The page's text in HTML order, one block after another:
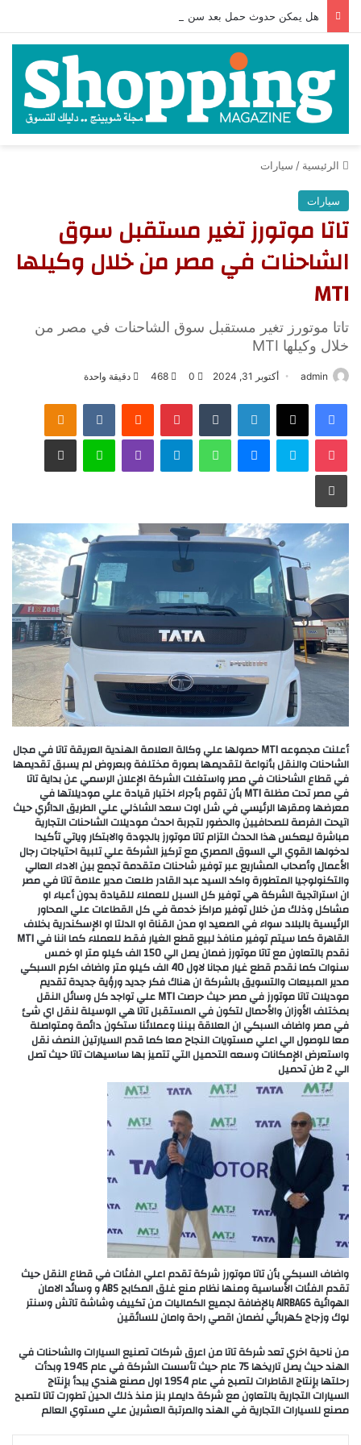
الرئيسية / سيارات
سيارات
تاتا موتورز تغير مستقبل سوق
الشاحنات في مصر من خلال وكيلها
MTI
تاتا موتورز تغير مستقبل سوق الشاحنات في مصر من
خلال وكيلها MTI
admin أكتوبر 31, 2024 0
468 دقيقة واحدة
فيسبوك لينكدإن بينتيريست
سكايب واتساب لاين
أعلنت مجموعه MTI حصولها علي وكالة العلامة الهندية العريقة تاتا في مجال
الشاحنات والنقل بأنواعة لتقديمها بصورة مختلفة وبعروض لم يسبق تقديمها
في قطاع الشاحنات في مصر واستغلت الشركة الإعلان الرسمي عن بداية تاتا
في مصر تحت مظلة MTI بأن تقوم بأجراء اختبار قيادة علي موديلاتها في
معرضها ومقرها الرئيسي في شل اوت سعد الشاذلي علي الطريق الدائري حيث
اتيحت الفرصة للصحافيين والحضور لتجربة احدث موديلات الشاحنات التجارية
مباشرة ليعكس هذا الحدث التزام تاتا موتورز بالجودة والابتكار وياتي تأكيدا
لدخولها القوي الي السوق المصري مع تركيز الشركة علي تلبية احتياجات رجال
الأعمال وأصحاب المشاريع عبر توفير شاحنات متقدمة تجمع بين الاداء العالي
والتكنولوجيا المتطورة واكد السيد عبد القادر طلعت مدير علامة تاتا في مصر
ان استراتجية الشركة هي توفير كل السبل للعملاء للقيادة بدون أعباء او
مشاكل وذلك من خلال توفير مراكز خدمة في كل القطاعات علي المحاور
الرئيسية بالبلاد سواء في الصعيد او مدن القناة او الدلتا او الإسكندرية بخلاف
القاهرة كما سيتم توفير منافذ لبيع قطع الغيار فقط للعملاء كما اننا في MTI
نقدم بالتعاون مع تاتا موتورز ضمان يصل الي 150 الف كيلو متر او خمس
سنوات كما نقدم قطع غيار مجانا لاول 40 الف كيلو متر واضاف اكرم السبكي
مدير المبيعات والتسويق بالشركة ان هناك فكر جديد ورؤية جديدة تقديم
موديلات تاتا موتورز في مصر حيث حرصت MTI علي تواجد كل وسائل النقل
بمختلف الأوزان والأحمال لتكون في المستقبل تاتا هي الوسيلة لنقل اي شئ
في مصر واضاف السبكي ان العلاقة بيننا وعملائنا ستكون دائمة ومتواصلة
معا للوصول الي اعلي مستويات النجاح معا كما قدم السيارتين النصف نقل
واستعرض الإمكانات وسعه التحميل التي تتميز بها ساسيهات تاتا حيث تصل
الي 2 طن تحميل
واضاف السبكي بأن تاتا موتورز شركة تقدم اعلي الفئات في قطاع النقل حيث
تقدم الفئات الأساسية ومنها نظام منع غلق المكابح ABS و وسائد الامان
الهوائية AIRBAGS بالإضافة لجميع الكماليات من تكييف وشاشة تاتش وسنتر
لوك وزجاج كهربائي لضمان اقصي راحة وامان للسائقين
من ناحية اخري تعد شركة تاتا من اعرق شركات تصنيع السيارات والشاحنات في
الهند حيث يصل تاريخها 75 عام حيث تأسست الشركة في عام 1945 وبدأت
رحلتها بإنتاج القاطرات لتصبح في عام 1954 اول مصنع هندي يبدأ بإنتاج
السيارات التجارية بالتعاون مع شركة دايملر بنز منذ ذلك الحين تطورت تاتا لتصبح
مصنع للسيارات التجارية في الهند والمرتبة العشرين علي مستوي العالم